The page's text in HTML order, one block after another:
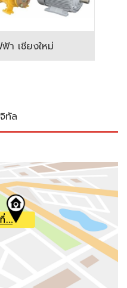
า เชียงใหม่
ทัล